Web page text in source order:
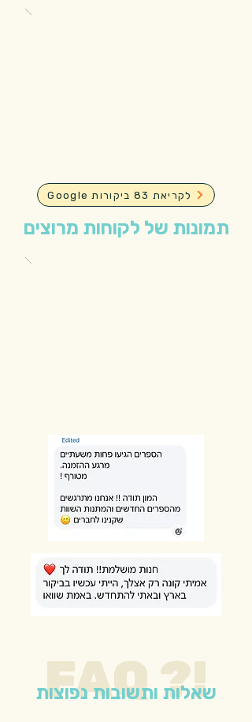
Google לקריאת 83 ביקורות
תמונות של לקוחות מרוצים
FAQ ?!
שאלות ותשובות נפוצות